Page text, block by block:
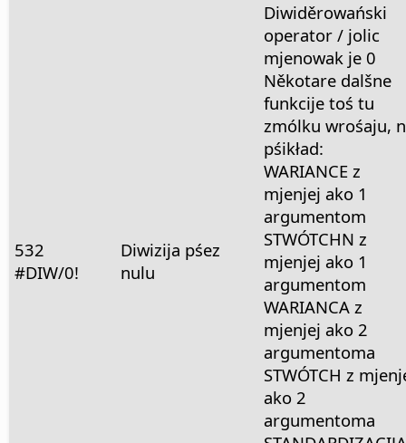
532
#DIW/0!
Diwizija pśez
nulu
Diwiděrowański
operator / jolic
mjenowak je 0
Někotare dalšne
funkcije toś tu
zmólku wrośaju,
pśikład:
WARIANCE z
mjenjej ako 1
argumentom
STWÓTCHN z
mjenjej ako 1
argumentom
WARIANCA z
mjenjej ako 2
argumentoma
STWÓTCH z
ako 2
argumentoma